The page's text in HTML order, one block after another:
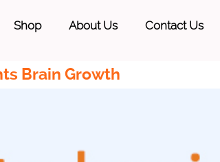
Shop About Us Contact Us
Brain Growth